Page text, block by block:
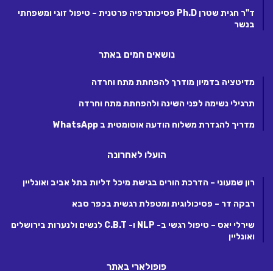
ד"ר חגית שטרן Ph.D פסיכותרפיה פרטנית – טיפול זוגי ומשפחתי
בנשר
נושאים חמים באתר
מדיטציה בדמיון מודרך להפחתת מתח וחרדה
תרגילי נשימה לפני השינה ולהפחתת מתח וחרדה
מדריך להגדרת משלוח הודעה אוטומטית ב WhatsApp
הועלו לאחרונה
רון שמעוני – הדרכת הורים בגישת מיכל דליות בתל אביב ואונליין
רבקה דר – פסיכולוגית ומטפלת רגשית בכפר סבא
שירלי יאס – טיפול רגשי ב- NLP ו- C.B.T לנשים ולנערות בירושלים
ואונליין
פופולארי באתר